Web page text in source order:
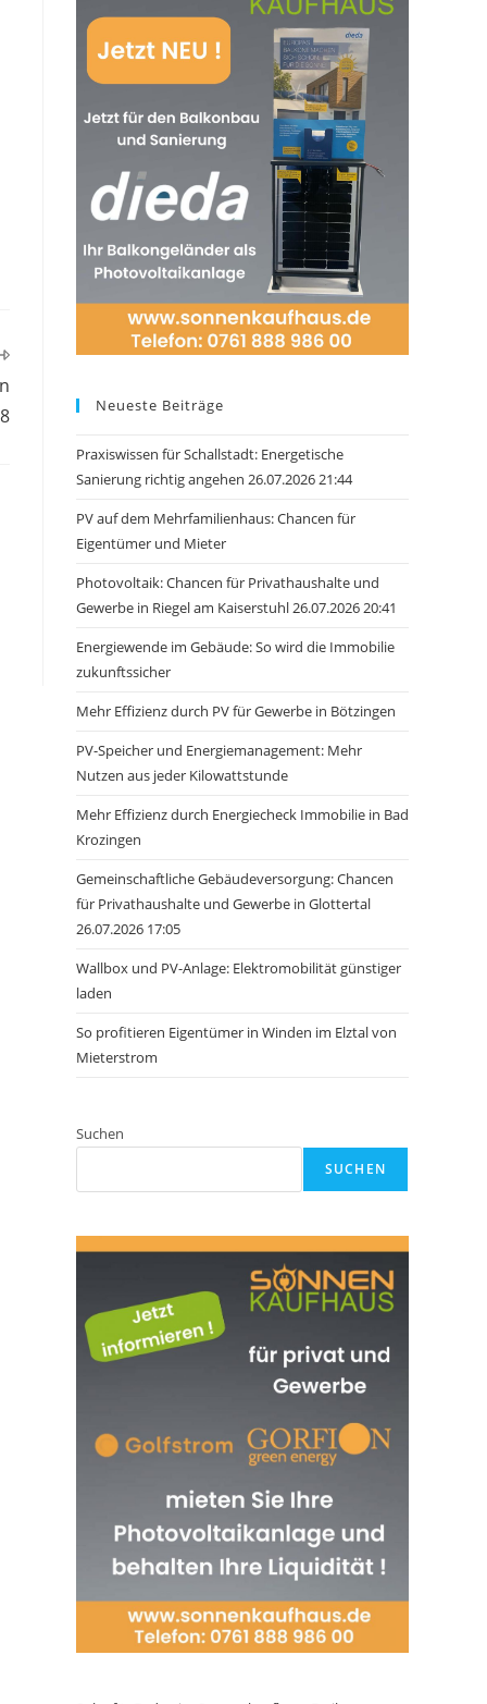
Neueste Beiträge
Praxiswissen für Schallstadt: Energetische
Sanierung richtig angehen 26.07.2026 21:44
PV auf dem Mehrfamilienhaus: Chancen für
Eigentümer und Mieter
Photovoltaik: Chancen für Privathaushalte und
Gewerbe in Riegel am Kaiserstuhl 26.07.2026 20:41
Energiewende im Gebäude: So wird die Immobilie
zukunftssicher
Mehr Effizienz durch PV für Gewerbe in Bötzingen
PV-Speicher und Energiemanagement: Mehr
Nutzen aus jeder Kilowattstunde
Mehr Effizienz durch Energiecheck Immobilie in Bad
Krozingen
Gemeinschaftliche Gebäudeversorgung: Chancen
für Privathaushalte und Gewerbe in Glottertal
26.07.2026 17:05
Wallbox und PV-Anlage: Elektromobilität günstiger
laden
So profitieren Eigentümer in Winden im Elztal von
Mieterstrom
Suchen
SUCHEN